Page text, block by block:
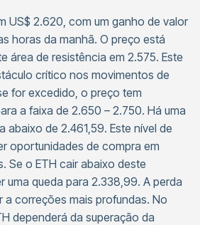
US$ 2.620, com um ganho de valor
horas da manhã. O preço está
área de resistência em 2.575. Este
crítico nos movimentos de
for excedido, o preço tem
a faixa de 2.650 – 2.750. Há uma
abaixo de 2.461,59. Este nível de
oportunidades de compra em
Se o ETH cair abaixo deste
uma queda para 2.338,99. A perda
a correções mais profundas. No
dependerá da superação da